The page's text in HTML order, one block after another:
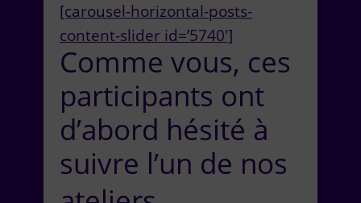
[carousel-horizontal-posts-
content-slider id=’5740′]
Comme vous, ces
participants ont
d’abord hésité à
suivre l’un de nos